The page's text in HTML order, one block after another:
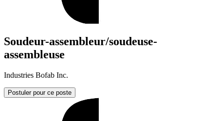
Soudeur-assembleur/soudeuse-
assembleuse
Industries Bofab Inc.
Postuler pour ce poste